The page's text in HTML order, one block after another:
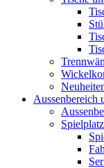
Aussenbereich